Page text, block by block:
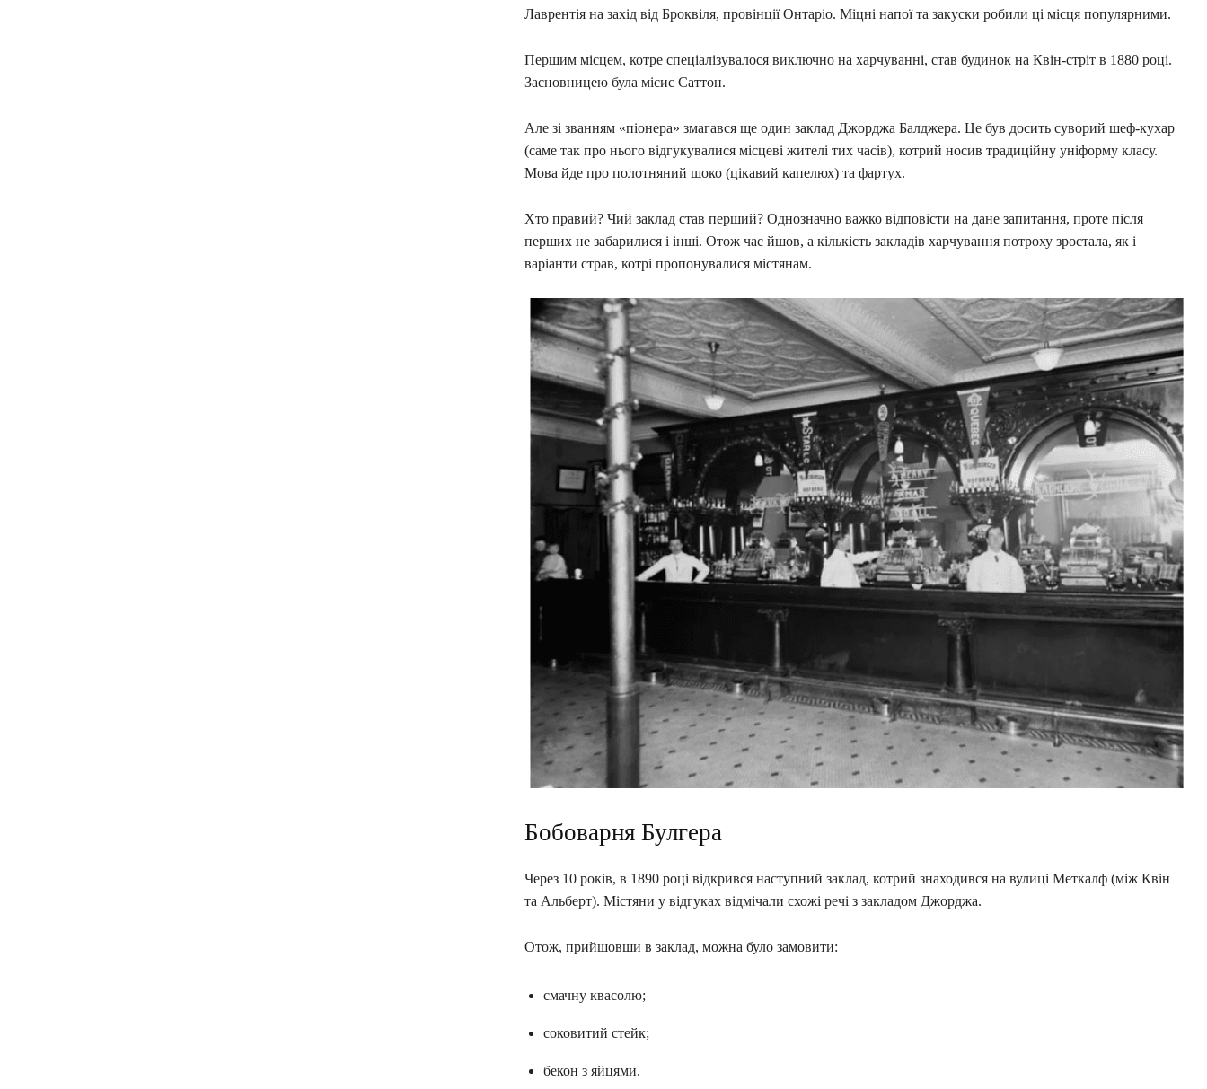
Лаврентія на захід від Броквіля, провінції Онтаріо. Міцні напої та закуски робили ці місця популярними.
Першим місцем, котре спеціалізувалося виключно на харчуванні, став будинок на Квін-стріт в 1880 році.
Засновницею була місис Саттон.
Але зі званням «піонера» змагався ще один заклад Джорджа Балджера. Це був досить суворий шеф-кухар
(саме так про нього відгукувалися місцеві жителі тих часів), котрий носив традиційну уніформу класу.
Мова йде про полотняний шоко (цікавий капелюх) та фартух.
Хто правий? Чий заклад став перший? Однозначно важко відповісти на дане запитання, проте після
перших не забарилися і інші. Отож час йшов, а кількість закладів харчування потроху зростала, як і
варіанти страв, котрі пропонувалися містянам.
Бобоварня Булгера
Через 10 років, в 1890 році відкрився наступний заклад, котрий знаходився на вулиці Меткалф (між Квін
та Альберт). Містяни у відгуках відмічали схожі речі з закладом Джорджа.
Отож, прийшовши в заклад, можна було замовити:
смачну квасолю;
соковитий стейк;
бекон з яйцями.